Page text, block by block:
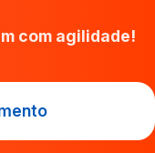
com agilidade!